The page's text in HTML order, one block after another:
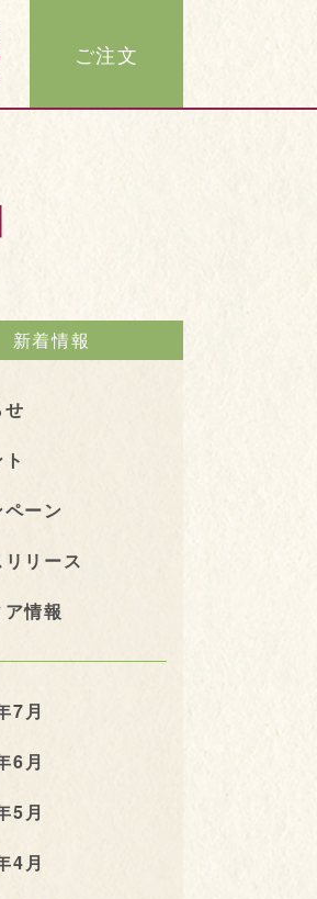
ご注文
新着情報
ーン
リース
情報
7月
6月
5月
4月